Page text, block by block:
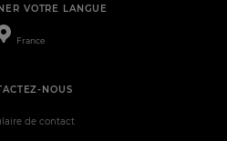
VOTRE LANGUE
France
NOUS
de contact